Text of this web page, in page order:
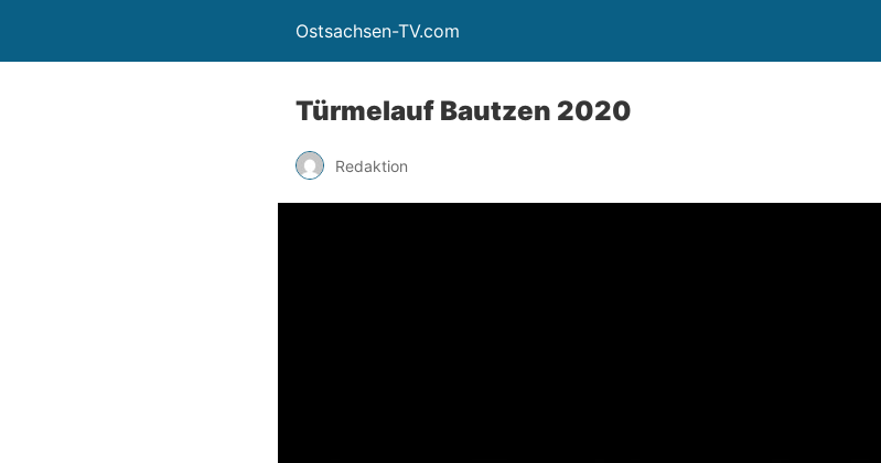
Ostsachsen-TV.com
Türmelauf Bautzen 2020
Redaktion